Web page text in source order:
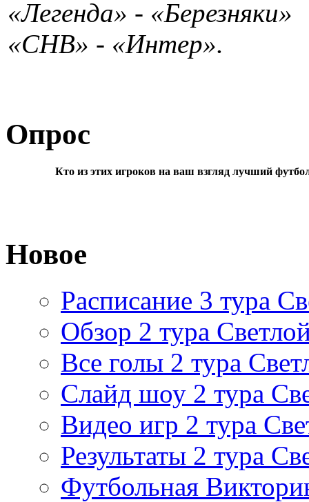
«Легенда» - «Березняки»
«СНВ» - «Интер».
Опрос
Кто из этих игроков на ваш взгляд лучший
Новое
Расписание 3 тура
Обзор 2 тура
Все голы 2 тура
Слайд шоу 2 тура
Видео игр 2 тура
Результаты 2 тура
Футбольная